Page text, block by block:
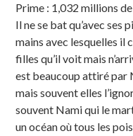
Prime : 1,032 millions
Il ne se bat qu’avec ses
mains avec lesquelles il
filles qu’il voit mais
est beaucoup attiré par
mais souvent elles
souvent Nami qui le
un océan où tous les